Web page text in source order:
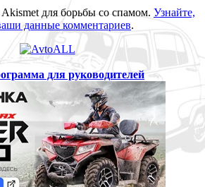
Akismet для борьбы со спамом. Узнайте,
данные комментариев.
для руководителей